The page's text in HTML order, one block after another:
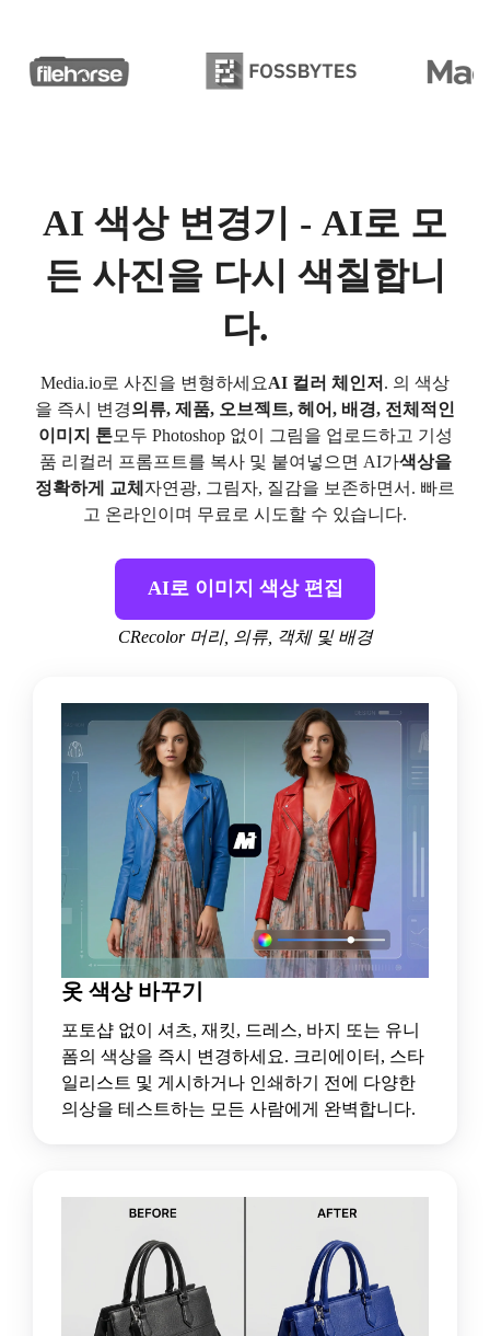
AI 색상 변경기 - AI로 모
든 사진을 다시 색칠합니
다.
Media.io로 사진을 변형하세요AI 컬러 체인저 . 의 색상
을 즉시 변경의류, 제품, 오브젝트, 헤어, 배경, 전체적인
이미지 톤모두 Photoshop 없이 그림을 업로드하고 기성
품 리컬러 프롬프트를 복사 및 붙여넣으면 AI가색상을
정확하게 교체 자연광, 그림자, 질감을 보존하면서. 빠르
고 온라인이며 무료로 시도할 수 있습니다.
AI로 이미지 색상 편집
CRecolor 머리, 의류, 객체 및 배경
옷 색상 바꾸기
포토샵 없이 셔츠, 재킷, 드레스, 바지 또는 유니
폼의 색상을 즉시 변경하세요. 크리에이터, 스타
일리스트 및 게시하거나 인쇄하기 전에 다양한
의상을 테스트하는 모든 사람에게 완벽합니다.